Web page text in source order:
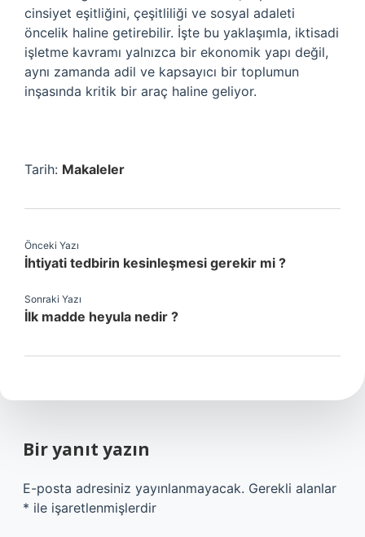
cinsiyet eşitliğini, çeşitliliği ve sosyal adaleti
öncelik haline getirebilir. İşte bu yaklaşımla, iktisadi
işletme kavramı yalnızca bir ekonomik yapı değil,
aynı zamanda adil ve kapsayıcı bir toplumun
inşasında kritik bir araç haline geliyor.
Tarih: Makaleler
Önceki Yazı
İhtiyati tedbirin kesinleşmesi gerekir mi ?
Sonraki Yazı
İlk madde heyula nedir ?
Bir yanıt yazın
E-posta adresiniz yayınlanmayacak. Gerekli alanlar
* ile işaretlenmişlerdir